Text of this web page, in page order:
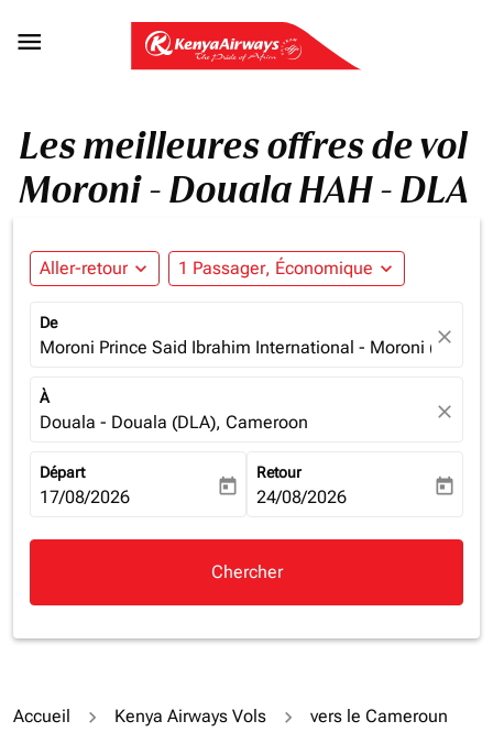

Les meilleures offres de vol
Moroni - Douala HAH - DLA
Aller-retour expand_more 1 Passager, Économique expand_more
De
Moroni Prince Said Ibrahim International - Moroni (HAH),
close
À
Douala - Douala (DLA), Cameroon close
Départ
fc-booking-departure-date-aria-label
17/08/2026 today
Retour
fc-booking-return-date-aria-
24/08/2026 today
Chercher
Accueil Kenya Airways Vols
vers le Cameroun